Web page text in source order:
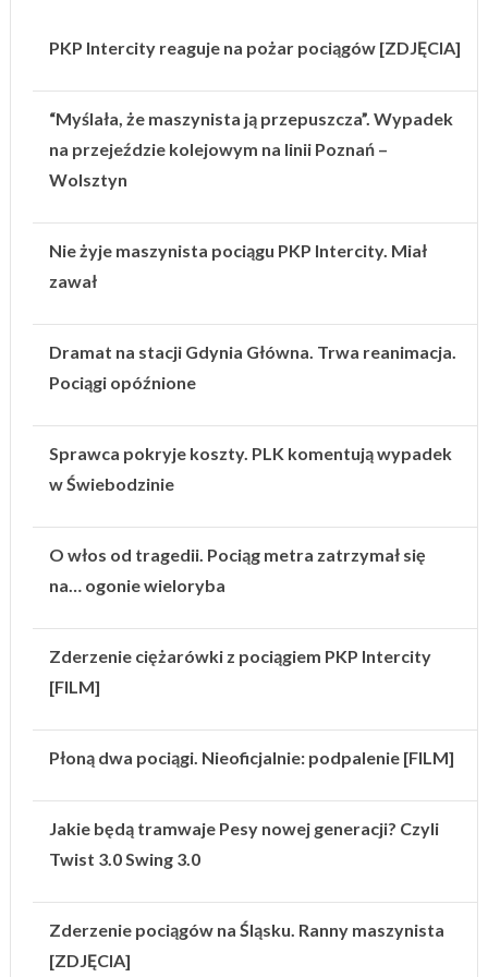
PKP Intercity reaguje na pożar pociągów [ZDJĘCIA]
“Myślała, że maszynista ją przepuszcza”. Wypadek
na przejeździe kolejowym na linii Poznań –
Wolsztyn
Nie żyje maszynista pociągu PKP Intercity. Miał
zawał
Dramat na stacji Gdynia Główna. Trwa reanimacja.
Pociągi opóźnione
Sprawca pokryje koszty. PLK komentują wypadek
w Świebodzinie
O włos od tragedii. Pociąg metra zatrzymał się
na… ogonie wieloryba
Zderzenie ciężarówki z pociągiem PKP Intercity
[FILM]
Płoną dwa pociągi. Nieoficjalnie: podpalenie [FILM]
Jakie będą tramwaje Pesy nowej generacji? Czyli
Twist 3.0 Swing 3.0
Zderzenie pociągów na Śląsku. Ranny maszynista
[ZDJĘCIA]